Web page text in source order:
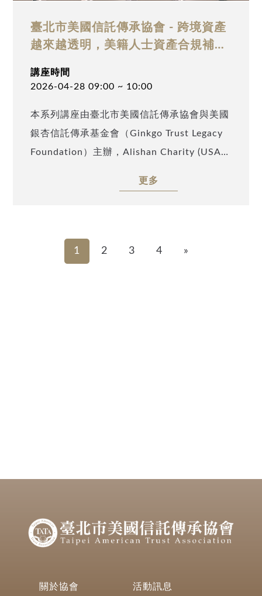
臺北市美國信託傳承協會 - 跨境資產
越來越透明，美籍人士資產合規補報
講座時間
2026-04-28 09:00 ~ 10:00
本系列講座由臺北市美國信託傳承協會與美國
銀杏信託傳承基金會（Ginkgo Trust Legacy
Foundation）主辦，Alishan Charity (USA)
資會計師集團助理副總裁、美國律師許登淵，
產透明化浪潮下的潛在風險與合規壓力，並提
出具體因應策略與傳承布局思維，協助資產持
更多
1 2 3 4 »
關於協會 活動訊息